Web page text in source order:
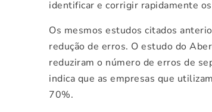
identificar e corrigir rapidamente
Os mesmos estudos citados
redução de erros. O estudo do
reduziram o número de erros de
indica que as empresas que
70%.